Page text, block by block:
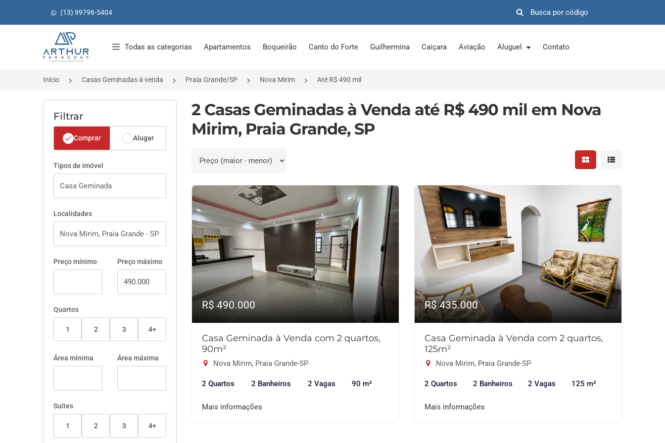
(13) 99796-5404
Página inicial
Todas as categorias Apartamentos Boqueirão Canto do Forte Guilhermina Caiçara Aviação Aluguel Contato
Início Casas Geminadas à venda Praia Grande/SP Nova Mirim Até R$ 490 mil
Filtrar
Comprar Alugar
Tipos de imóvel
Localidades
Preço mínimo Preço máximo
Quartos
1 2 3 4+
Área mínima Área máxima
Suítes
1 2 3 4+
2 Casas Geminadas à Venda até R$ 490 mil em Nova
Mirim, Praia Grande, SP
Ordenar por Mostrar resultados em
Mostrar
R$ 490.000
Casa Geminada à Venda com 2 quartos,
90m²
Nova Mirim, Praia Grande-SP
2 Quartos 2 Banheiros 2 Vagas 90 m²
Mais informações
R$ 435.000
Casa Geminada à Venda com 2 quartos,
125m²
Nova Mirim, Praia Grande-SP
2 Quartos 2 Banheiros 2 Vagas 125 m²
Mais informações